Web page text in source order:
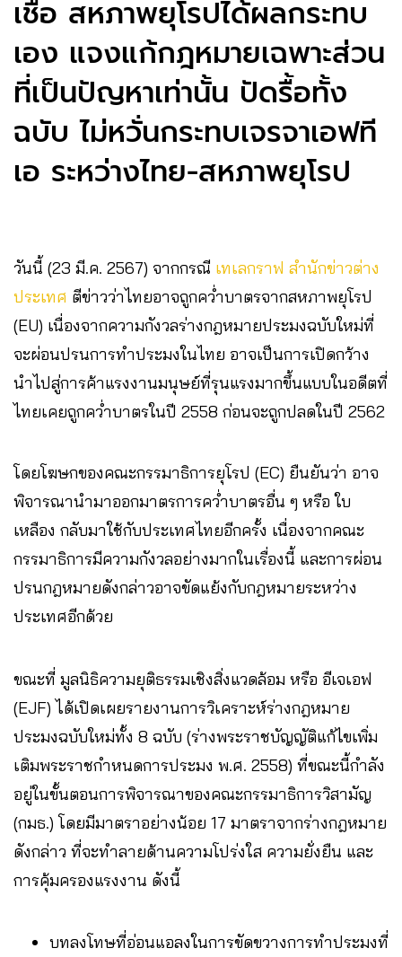
เชื่อ สหภาพยุโรปได้ผลกระทบ
เอง แจงแก้กฎหมายเฉพาะส่วน
ที่เป็นปัญหาเท่านั้น ปัดรื้อทั้ง
ฉบับ ไม่หวั่นกระทบเจรจาเอฟที
เอ ระหว่างไทย-สหภาพยุโรป
วันนี้ (23 มี.ค. 2567) จากกรณี เทเลกราฟ สำนักข่าวต่าง
ประเทศ ตีข่าวว่าไทยอาจถูกคว่ำบาตรจากสหภาพยุโรป
(EU) เนื่องจากความกังวลร่างกฎหมายประมงฉบับใหม่ที่
จะผ่อนปรนการทำประมงในไทย อาจเป็นการเปิดกว้าง
นำไปสู่การค้าแรงงานมนุษย์ที่รุนแรงมากขึ้นแบบในอดีตที่
ไทยเคยถูกคว่ำบาตรในปี 2558 ก่อนจะถูกปลดในปี 2562
โดยโฆษกของคณะกรรมาธิการยุโรป (EC) ยืนยันว่า อาจ
พิจารณานำมาออกมาตรการคว่ำบาตรอื่น ๆ หรือ ใบ
เหลือง กลับมาใช้กับประเทศไทยอีกครั้ง เนื่องจากคณะ
กรรมาธิการมีความกังวลอย่างมากในเรื่องนี้ และการผ่อน
ปรนกฎหมายดังกล่าวอาจขัดแย้งกับกฎหมายระหว่าง
ประเทศอีกด้วย
ขณะที่ มูลนิธิความยุติธรรมเชิงสิ่งแวดล้อม หรือ อีเจเอฟ
(EJF) ได้เปิดเผยรายงานการวิเคราะห์ร่างกฎหมาย
ประมงฉบับใหม่ทั้ง 8 ฉบับ (ร่างพระราชบัญญัติแก้ไขเพิ่ม
เติมพระราชกำหนดการประมง พ.ศ. 2558) ที่ขณะนี้กำลัง
อยู่ในขั้นตอนการพิจารณาของคณะกรรมาธิการวิสามัญ
(กมธ.) โดยมีมาตราอย่างน้อย 17 มาตราจากร่างกฎหมาย
ดังกล่าว ที่จะทำลายด้านความโปร่งใส ความยั่งยืน และ
การคุ้มครองแรงงาน ดังนี้
บทลงโทษที่อ่อนแอลงในการขัดขวางการทำประมงที่